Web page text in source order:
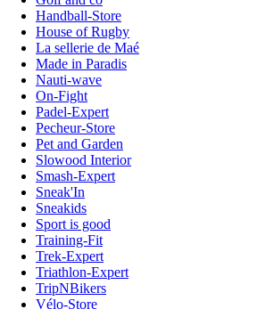
Handball-Store
House of Rugby
La sellerie de Maé
Made in Paradis
Nauti-wave
On-Fight
Padel-Expert
Pecheur-Store
Pet and Garden
Slowood Interior
Smash-Expert
Sneak'In
Sneakids
Sport is good
Training-Fit
Trek-Expert
Triathlon-Expert
TripNBikers
Vélo-Store